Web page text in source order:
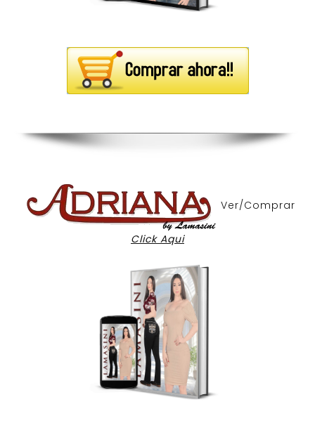
Ver/Comprar
Click Aqui